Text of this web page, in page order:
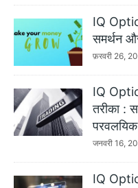
IQ
समर्थन
फ़रवरी 26,
IQ
तरीका :
जनवरी 16,
IQ